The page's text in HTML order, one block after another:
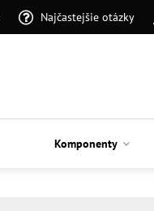
Najčastejšie otázky
Komponenty